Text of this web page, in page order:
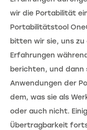
wir die Portabilität
Portabilitätstool
bitten wir sie, uns
Erfahrungen
berichten, und dann
Anwendungen der
dem, was sie als
oder auch nicht.
Übertragbarkeit